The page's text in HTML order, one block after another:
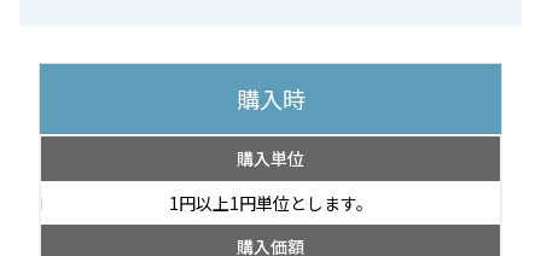
購入時
購入単位
1円以上1円単位とします。
購入価額